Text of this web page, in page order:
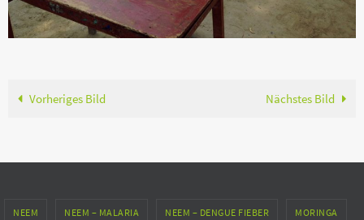
Vorheriges Bild Nächstes Bild
NEEM NEEM – MALARIA NEEM – DENGUE FIEBER MORINGA